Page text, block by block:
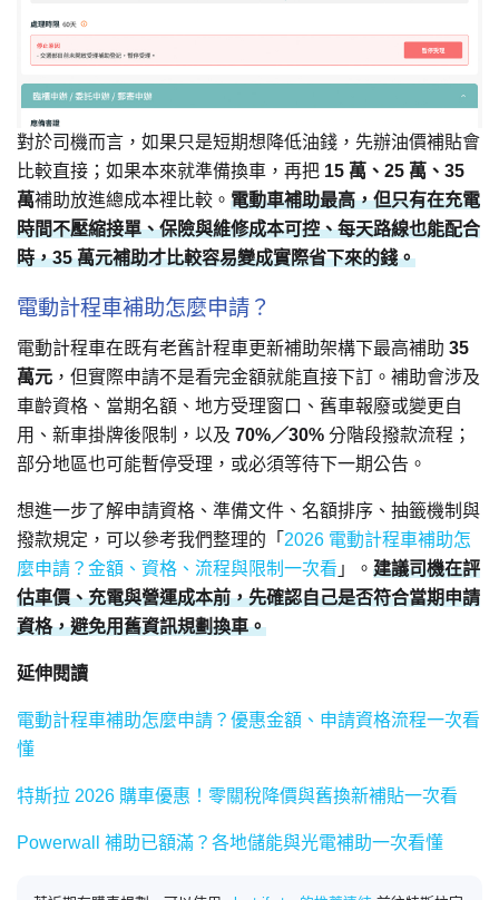
對於司機而言，如果只是短期想降低油錢，先辦油價補貼會
比較直接；如果本來就準備換車，再把 15 萬、25 萬、35
萬補助放進總成本裡比較。 電動車補助最高，但只有在充電
時間不壓縮接單、保險與維修成本可控、每天路線也能配合
時，35 萬元補助才比較容易變成實際省下來的錢。
電動計程車補助怎麼申請？
電動計程車在既有老舊計程車更新補助架構下最高補助 35
萬元 ，但實際申請不是看完金額就能直接下訂。補助會涉及
車齡資格、當期名額、地方受理窗口、舊車報廢或變更自
用、新車掛牌後限制，以及 70%／30% 分階段撥款流程；
部分地區也可能暫停受理，或必須等待下一期公告。
想進一步了解申請資格、準備文件、名額排序、抽籤機制與
撥款規定，可以參考我們整理的「 2026 電動計程車補助怎
麼申請？金額、資格、流程與限制一次看 」。 建議司機在評
估車價、充電與營運成本前，先確認自己是否符合當期申請
資格，避免用舊資訊規劃換車。
延伸閱讀
電動計程車補助怎麼申請？優惠金額、申請資格流程一次看
懂
特斯拉 2026 購車優惠！零關稅降價與舊換新補貼一次看
Powerwall 補助已額滿？各地儲能與光電補助一次看懂